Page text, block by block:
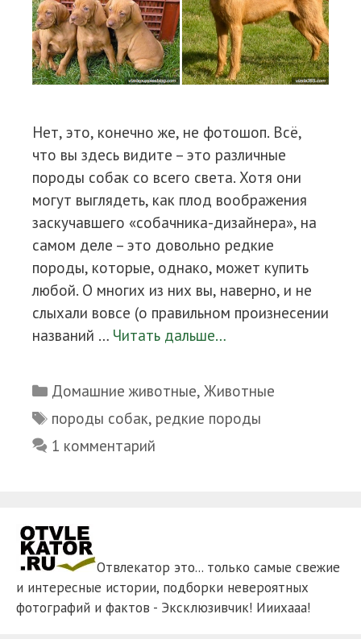
Нет, это, конечно же, не фотошоп. Всё,
что вы здесь видите – это различные
породы собак со всего света. Хотя они
могут выглядеть, как плод воображения
заскучавшего «собачника-дизайнера», на
самом деле – это довольно редкие
породы, которые, однако, может купить
любой. О многих из них вы, наверно, и не
слыхали вовсе (о правильном произнесении
названий … Читать дальше…
Рубрики
Домашние животные,Животные
Метки
породы собак, редкие породы
1 комментарий
Отвлекатор это... только самые свежие
и интересные истории, подборки невероятных
фотографий и фактов - Эксклюзивчик! Ииихааа!